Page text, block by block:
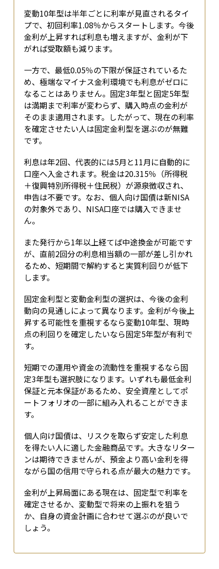
変動10年型は半年ごとに利率が見直されるタイ
プで、初回利率1.08％からスタートします。今後
金利が上昇すれば利息も増えますが、金利が下
がれば受取額も減ります。
一方で、最低0.05％の下限が保証されているた
め、極端なマイナス金利環境でも利息がゼロに
なることはありません。固定3年型と固定5年型
は満期まで利率が変わらず、購入時点の金利が
そのまま適用されます。したがって、現在の利率
を確定させたい人は固定金利型を選ぶのが無難
です。
利息は年2回、代表的には5月と11月に自動的に
口座へ入金されます。税金は20.315％（所得税
＋復興特別所得税＋住民税）が源泉徴収され、
申告は不要です。なお、個人向け国債は新NISA
の対象外であり、NISA口座では購入できませ
ん。
また発行から1年以上経てば中途換金が可能です
が、直前2回分の利息相当額の一部が差し引かれ
るため、短期間で解約すると実質利回りが低下
します。
固定金利型と変動金利型の選択は、今後の金利
動向の見通しによって異なります。金利が今後上
昇する可能性を重視するなら変動10年型、現時
点の利回りを確定したいなら固定5年型が有利で
す。
短期での運用や資金の流動性を重視するなら固
定3年型も選択肢になります。いずれも最低金利
保証と元本保証があるため、安全資産としてポ
ートフォリオの一部に組み入れることができま
す。
個人向け国債は、リスクを取らず安定した利息
を得たい人に適した金融商品です。大きなリター
ンは期待できませんが、預金より高い金利を得
ながら国の信用で守られる点が最大の魅力です。
金利が上昇局面にある現在は、固定型で利率を
確定させるか、変動型で将来の上振れを狙う
か、自身の資金計画に合わせて選ぶのが良いで
しょう。